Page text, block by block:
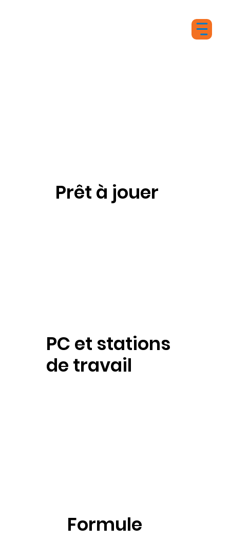
Prêt à jouer
PC et stations
de travail
Formule